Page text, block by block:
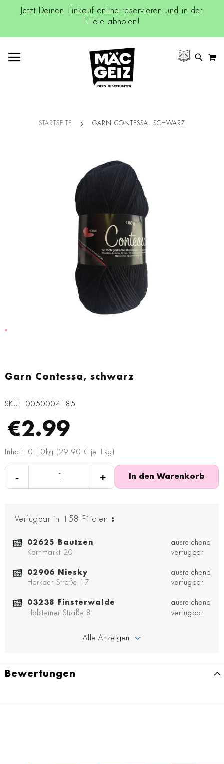
Jetzt Deinen Einkauf online reservieren und in der
Filiale abholen!
SUCHE
STARTSEITE GARN CONTESSA, SCHWARZ
Garn Contessa, schwarz
SKU 0050004185
€2.99
Inhalt: 0.10kg (29.90 € je 1kg)
- + In den Warenkorb
Verfügbar in 158 Filialen :
02625 Bautzen
Kornmarkt 20
ausreichend
verfügbar
02906 Niesky
Horkaer Straße 17
ausreichend
verfügbar
03238 Finsterwalde
Holsteiner Straße 8
ausreichend
verfügbar
Alle Anzeigen
Anfang
springen
Bewertungen